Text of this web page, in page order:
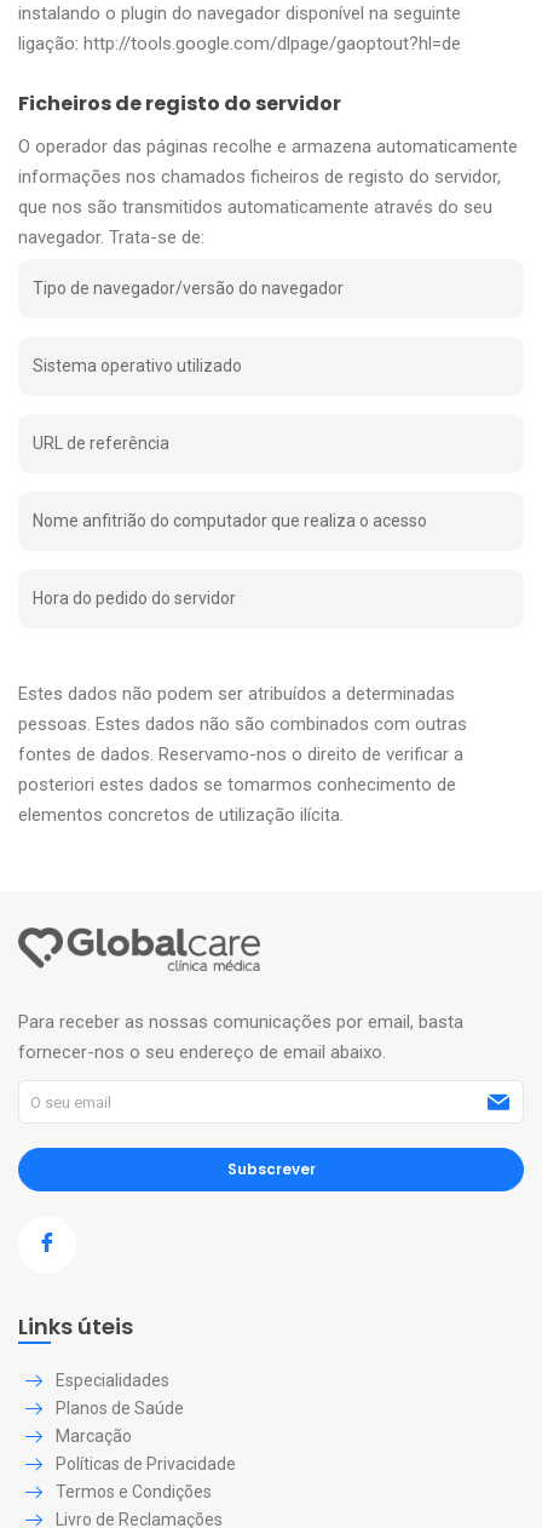
instalando o plugin do navegador disponível na seguinte
ligação: http://tools.google.com/dlpage/gaoptout?hl=de
Ficheiros de registo do servidor
O operador das páginas recolhe e armazena automaticamente
informações nos chamados ficheiros de registo do servidor,
que nos são transmitidos automaticamente através do seu
navegador. Trata-se de:
Tipo de navegador/versão do navegador
Sistema operativo utilizado
URL de referência
Nome anfitrião do computador que realiza o acesso
Hora do pedido do servidor
Estes dados não podem ser atribuídos a determinadas
pessoas. Estes dados não são combinados com outras
fontes de dados. Reservamo-nos o direito de verificar a
posteriori estes dados se tomarmos conhecimento de
elementos concretos de utilização ilícita.
Para receber as nossas comunicações por email, basta
fornecer-nos o seu endereço de email abaixo.
Subscrever
Links úteis
Especialidades
Planos de Saúde
Marcação
Políticas de Privacidade
Termos e Condições
Livro de Reclamações